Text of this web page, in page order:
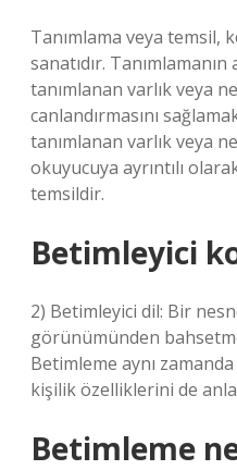
Tanımlama veya temsil,
sanatıdır.
tanımlanan varlık veya
canlandırmasını
tanımlanan varlık veya
okuyucuya ayrıntılı
temsildir.
Betimleyici
2) Betimleyici dil: Bir
görünümünden
Betimleme aynı
kişilik özelliklerini de
Betimleme